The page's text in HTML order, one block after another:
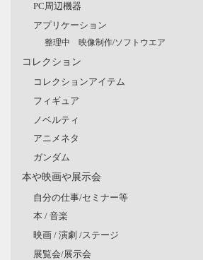
PC周辺機器
アプリケーション
整理中 映像制作/ソフトウエア
コレクション
コレクションアイテム
フィギュア
ノベルティ
アニメネタ
ガンダム
本や映画や展示会
自分の仕事/セミナー等
本 / 音楽
映画 / 演劇 /ステージ
展覧会/展示会